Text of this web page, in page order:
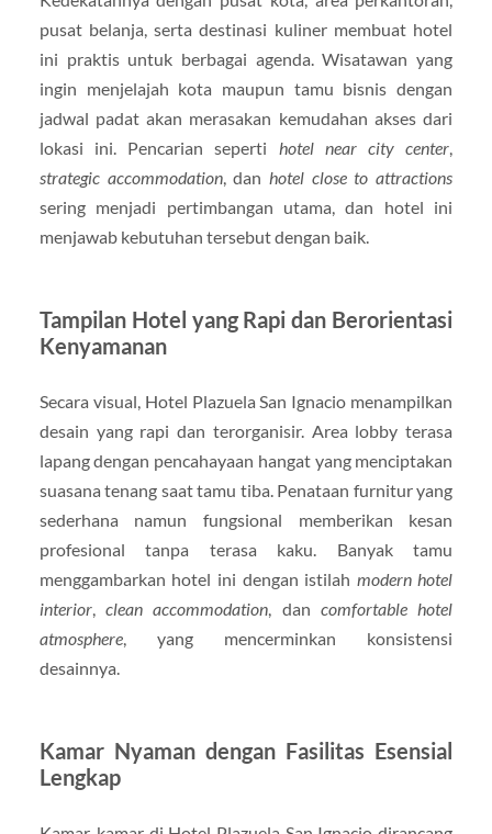
pusat belanja, serta destinasi kuliner membuat hotel
ini praktis untuk berbagai agenda. Wisatawan yang
ingin menjelajah kota maupun tamu bisnis dengan
jadwal padat akan merasakan kemudahan akses dari
lokasi ini. Pencarian seperti hotel near city center
strategic accommodation, dan hotel close to attractions
sering menjadi pertimbangan utama, dan hotel ini
menjawab kebutuhan tersebut dengan baik.
Tampilan Hotel yang Rapi dan Berorientasi
Kenyamanan
Secara visual, Hotel Plazuela San Ignacio menampilkan
desain yang rapi dan terorganisir. Area lobby terasa
lapang dengan pencahayaan hangat yang menciptakan
suasana tenang saat tamu tiba. Penataan furnitur yang
sederhana namun fungsional memberikan kesan
profesional tanpa terasa kaku. Banyak tamu
menggambarkan hotel ini dengan istilah modern hotel
interior,clean accommodation , dan comfortable hotel
atmosphere, yang mencerminkan konsistensi
desainnya.
Kamar Nyaman dengan Fasilitas Esensial
Lengkap